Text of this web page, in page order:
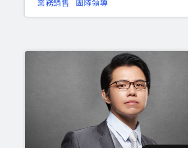
業務銷售 團隊領導